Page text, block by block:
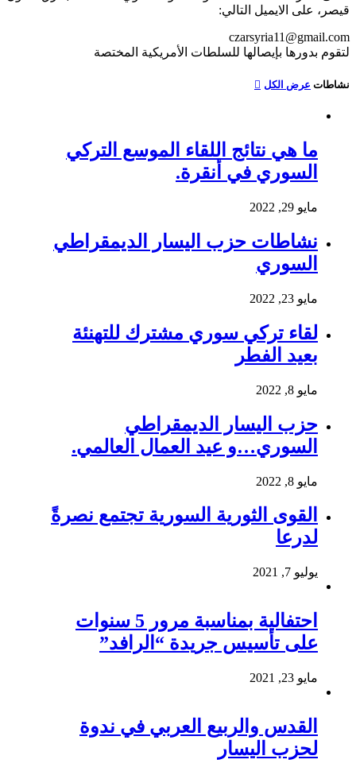
قيصر، على الايميل التالي:
czarsyria11@gmail.com
لتقوم بدورها بإيصالها للسلطات الأمريكية المختصة
نشاطات عرض الكل
ما هي نتائج اللقاء الموسع التركي
السوري في أنقرة.
مايو 29, 2022
نشاطات حزب اليسار الديمقراطي
السوري
مايو 23, 2022
لقاء تركي سوري مشترك للتهنئة
بعيد الفطر
مايو 8, 2022
حزب اليسار الديمقراطي
السوري…و عيد العمال العالمي.
مايو 8, 2022
القوى الثورية السورية تجتمع نصرةً
لدرعا
يوليو 7, 2021
احتفالية بمناسبة مرور 5 سنوات
على تأسيس جريدة “الرافد”
مايو 23, 2021
القدس والربيع العربي في ندوة
لحزب اليسار